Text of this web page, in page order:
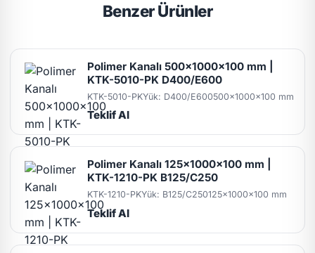
Benzer Ürünler
Polimer Kanalı 500x1000x100 mm |
KTK-5010-PK D400/E600
KTK-5010-PKYük: D400/E600500x1000x100 mm
Teklif Al
Polimer Kanalı 125x1000x100 mm |
KTK-1210-PK B125/C250
KTK-1210-PKYük: B125/C250125x1000x100 mm
Teklif Al